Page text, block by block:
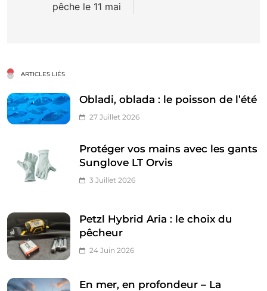
l’article
pêche le 11 mai
ARTICLES LIÉS
Obladi, oblada : le poisson de l’été
27 Juillet 2026
Protéger vos mains avec les gants
Sunglove LT Orvis
3 Juillet 2026
Petzl Hybrid Aria : le choix du
pêcheur
24 Juin 2026
En mer, en profondeur – La